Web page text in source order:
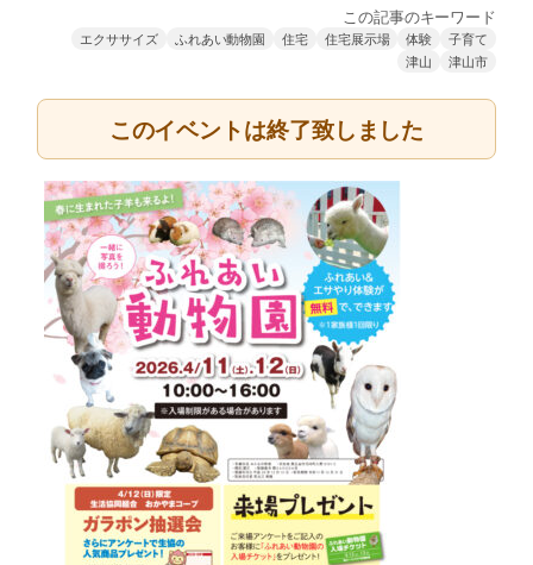
この記事のキーワード
エクササイズ ふれあい動物園 住宅 住宅展示場 体験
子育て
津山
津山市
このイベントは終了致しました